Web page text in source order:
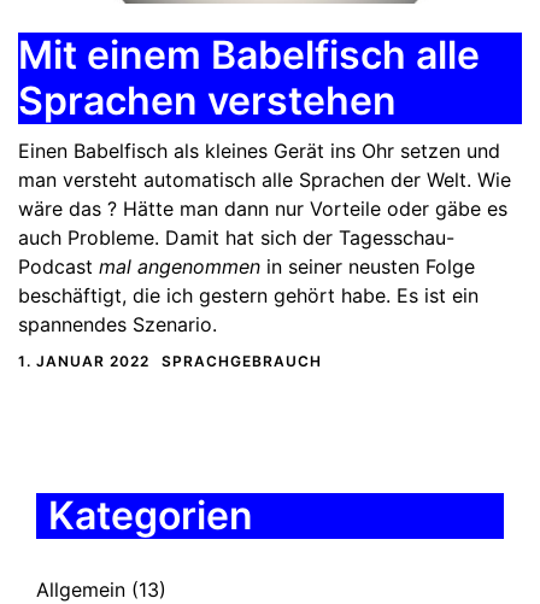
Mit einem Babelfisch alle
Sprachen verstehen
Einen Babelfisch als kleines Gerät ins Ohr setzen und
man versteht automatisch alle Sprachen der Welt. Wie
wäre das ? Hätte man dann nur Vorteile oder gäbe es
auch Probleme. Damit hat sich der Tagesschau-
Podcast mal angenommen in seiner neusten Folge
beschäftigt, die ich gestern gehört habe. Es ist ein
spannendes Szenario.
1. JANUAR 2022 SPRACHGEBRAUCH
Kategorien
Allgemein (13)